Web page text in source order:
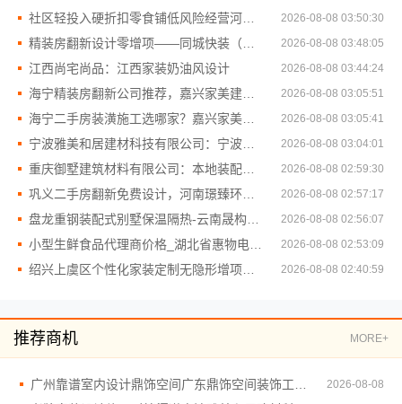
2026-08-08 03:50:30
2026-08-08 03:48:05
江西尚宅尚品：江西家装奶油风设计 2026-08-08 03:44:24
2026-08-08 03:05:51
2026-08-08 03:05:41
2026-08-08 03:04:01
2026-08-08 02:59:30
2026-08-08 02:57:17
2026-08-08 02:56:07
2026-08-08 02:53:09
2026-08-08 02:40:59
推荐商机 MORE+
2026-08-08